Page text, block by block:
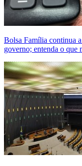
Bolsa Família continua
governo; entenda o que